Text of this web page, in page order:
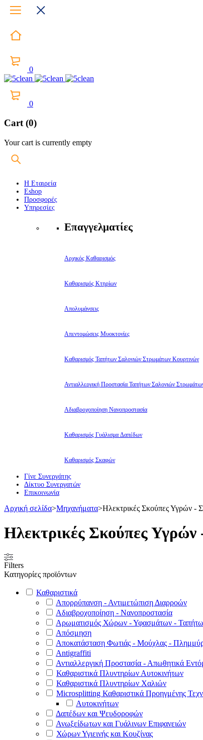
0
0
Cart (0)
Your cart is currently empty
Η Εταιρεία
Eshop
Προσφορές
Υπηρεσίες
Επαγγελματίες
Αρχικός Καθαρισμός
Καθαρισμός Κτηρίων
Απολυμάνσεις
Απεντομώσεις Μυοκτονίες
Καθαρισμός Ταπήτων Σαλονιών Στρωμάτων Κουρτινών
Αντιαλλεργική Προστασία Ταπήτων Σαλονιών
Αδιαβροχοποίηση Νανοπροστασία
Καθαρισμός Γυάλισμα Δαπέδων
Καθαρισμός Σκαφών
Γίνε Συνεργάτης
Δίκτυο Συνεργατών
Επικοινωνία
Αρχική σελίδα>Μηχανήματα>Ηλεκτρικές Σκούπες Υγρών -
Ηλεκτρικές Σκούπες Υγρών
Filters
Κατηγορίες προϊόντων
Καθαριστικά
Απορρύπανση - Αντιμετώπιση Διαρροών
Αδιαβροχοποίηση - Νανοπροστασία
Αρωματισμός Χώρων - Υφασμάτων -
Απόσμηση
Αποκατάσταση Φωτιάς - Μούχλας -
Antigraffiti
Αντιαλλεργική Προστασία - Απωθητικά
Καθαριστικά Πλυντηρίων Αυτοκινήτων
Καθαριστικά Πλυντηρίων Χαλιών
Microsplitting Καθαριστικά Προηγμένης
Αυτοκινήτων
Δαπέδων και Ψευδοροφών
Ανωξείδωτων και Γυάλινων Επιφανειών
Χώρων Υγιεινής και Κουζίνας